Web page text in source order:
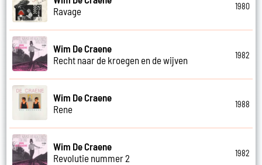
Ravage
1980
Wim De Craene
Recht naar de kroegen en de wijven
1982
Wim De Craene
Rene
1988
Wim De Craene
Revolutie nummer 2
1982